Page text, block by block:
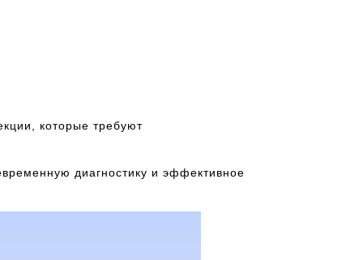
которые требуют
диагностику и эффективное